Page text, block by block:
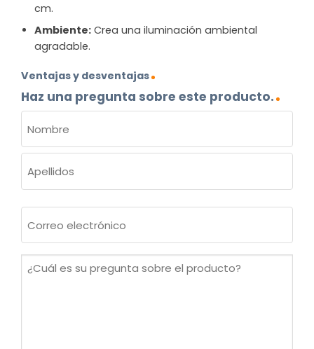
cm.
Ambiente:Crea una iluminación ambiental
agradable.
Ventajas y desventajas
Haz una pregunta sobre este producto.
(OBLIGATORIO)
Nombre
electrónico
¿Cuál